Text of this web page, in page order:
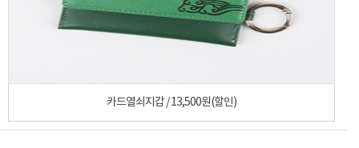
카드열쇠지갑 / 13,500원(할인)